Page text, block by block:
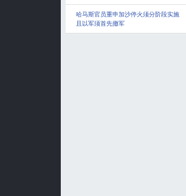
哈马斯官员重申加沙停火须分阶段实施
且以军须首先撤军